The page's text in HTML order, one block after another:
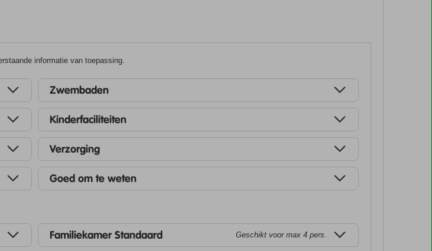
informatie van toepassing.
Zwembaden
Kinderfaciliteiten
Verzorging
Goed om te weten
Familiekamer Standaard Geschikt voor max 4 pers.